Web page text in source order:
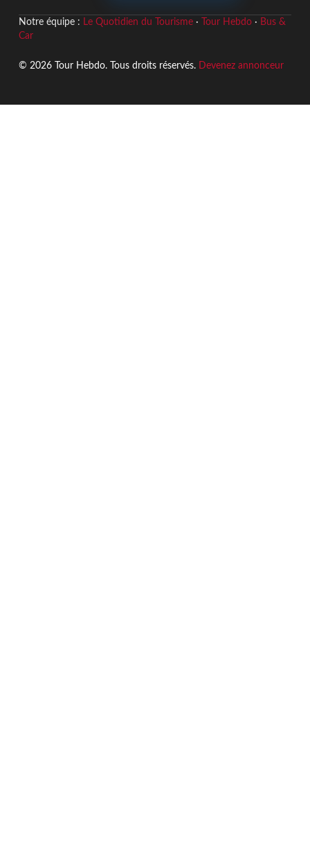
Notre équipe : Le Quotidien du Tourisme· Tour Hebdo· Bus &
Car
© 2026 Tour Hebdo. Tous droits réservés. Devenez annonceur